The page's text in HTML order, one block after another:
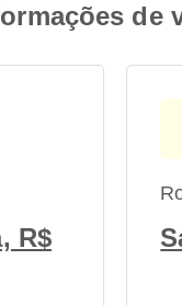
de
R$